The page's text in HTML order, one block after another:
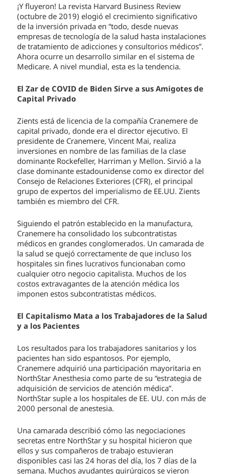
¡Y fluyeron! La revista Harvard Business Review
(octubre de 2019) elogió el crecimiento significativo
de la inversión privada en “todo, desde nuevas
empresas de tecnología de la salud hasta instalaciones
de tratamiento de adicciones y consultorios médicos”.
Ahora ocurre un desarrollo similar en el sistema de
Medicare. A nivel mundial, esta es la tendencia.
El Zar de COVID de Biden Sirve a sus Amigotes de
Capital Privado
Zients está de licencia de la compañía Cranemere de
capital privado, donde era el director ejecutivo. El
presidente de Cranemere, Vincent Mai, realiza
inversiones en nombre de las familias de la clase
dominante Rockefeller, Harriman y Mellon. Sirvió a la
clase dominante estadounidense como ex director del
Consejo de Relaciones Exteriores (CFR), el principal
grupo de expertos del imperialismo de EE.UU. Zients
también es miembro del CFR.
Siguiendo el patrón establecido en la manufactura,
Cranemere ha consolidado los subcontratistas
médicos en grandes conglomerados. Un camarada de
la salud se quejó correctamente de que incluso los
hospitales sin fines lucrativos funcionaban como
cualquier otro negocio capitalista. Muchos de los
costos extravagantes de la atención médica los
imponen estos subcontratistas médicos.
El Capitalismo Mata a los Trabajadores de la Salud
y a los Pacientes
Los resultados para los trabajadores sanitarios y los
pacientes han sido espantosos. Por ejemplo,
Cranemere adquirió una participación mayoritaria en
NorthStar Anesthesia como parte de su “estrategia de
adquisición de servicios de atención médica”.
NorthStar suple a los hospitales de EE. UU. con más de
2000 personal de anestesia.
Una camarada describió cómo las negociaciones
secretas entre NorthStar y su hospital hicieron que
ellos y sus compañeros de trabajo estuvieran
disponibles casi las 24 horas del día, los 7 días de la
semana. Muchos ayudantes quirúrgicos se vieron